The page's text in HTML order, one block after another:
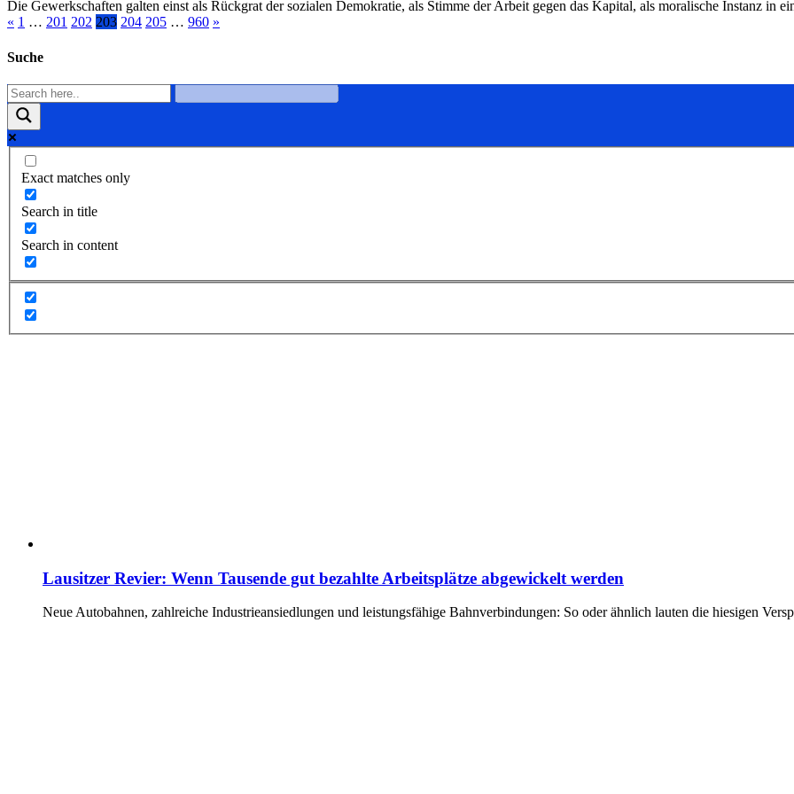
Die Gewerkschaften galten einst als Rückgrat der sozialen Demokratie, als Stimme der Arbeit gegen das Kapital, als moralische Instanz in
« 1 … 201 202 203 204 205 … 960 »
Suche
Exact matches only
Search in title
Search in content
Lausitzer Revier: Wenn Tausende gut bezahlte Arbeitsplätze abgewickelt werden
Neue Autobahnen, zahlreiche Industrieansiedlungen und leistungsfähige Bahnverbindungen: So oder ähnlich lauten die hiesigen